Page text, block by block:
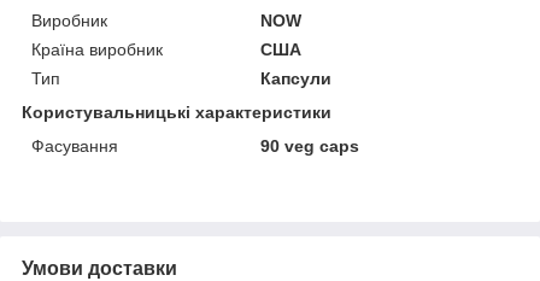
Виробник
NOW
Країна виробник
США
Тип
Капсули
Користувальницькі характеристики
Фасування
90 veg caps
Умови доставки